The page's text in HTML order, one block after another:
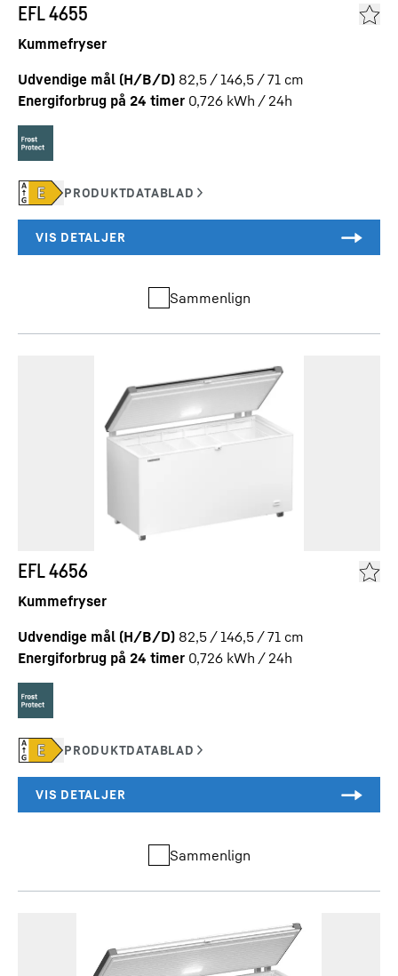
EFL 4655
Kummefryser
Udvendige mål (H/B/D) 82,5 / 146,5 / 71 cm
Energiforbrug på 24 timer 0,726 kWh / 24h
Sammenlign
EFL 4656
Kummefryser
Udvendige mål (H/B/D) 82,5 / 146,5 / 71 cm
Energiforbrug på 24 timer 0,726 kWh / 24h
Sammenlign